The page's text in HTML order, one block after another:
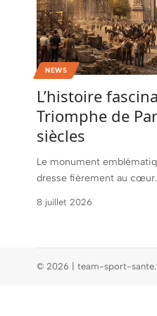
NEWS
L’histoire
Triomphe de
siècles
Le monument
dresse fièrement au cœur
8 juillet 2026
© 2026 | team-sport-